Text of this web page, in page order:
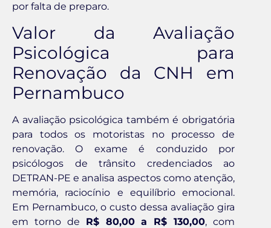
por falta de preparo.
Valor da Avaliação
Psicológica para
Renovação da CNH em
Pernambuco
A avaliação psicológica também é obrigatória
para todos os motoristas no processo de
renovação. O exame é conduzido por
psicólogos de trânsito credenciados ao
DETRAN-PE e analisa aspectos como atenção,
memória, raciocínio e equilíbrio emocional.
Em Pernambuco, o custo dessa avaliação gira
em torno de R$ 80,00 a R$ 130,00, com